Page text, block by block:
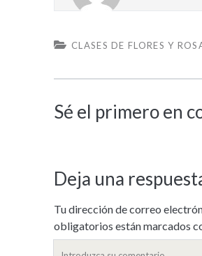
CLASES DE FLORES Y
Sé el primero en
Deja una
Tu dirección de correo
obligatorios están marcados